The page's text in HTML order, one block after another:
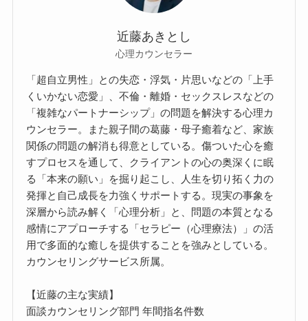
近藤あきとし
心理カウンセラー
「超自立男性」との失恋・浮気・片思いなどの「上手
くいかない恋愛」、不倫・離婚・セックスレスなどの
「複雑なパートナーシップ」の問題を解決する心理カ
ウンセラー。また親子間の葛藤・母子癒着など、家族
関係の問題の解消も得意としている。傷ついた心を癒
すプロセスを通して、クライアントの心の奥深くに眠
る「本来の願い」を掘り起こし、人生を切り拓く力の
発揮と自己成長を力強くサポートする。現実の事象を
深層から読み解く「心理分析」と、問題の本質となる
感情にアプローチする「セラピー（心理療法）」の活
用で多面的な癒しを提供することを強みとしている。
カウンセリングサービス所属。
【近藤の主な実績】
面談カウンセリング部門 年間指名件数